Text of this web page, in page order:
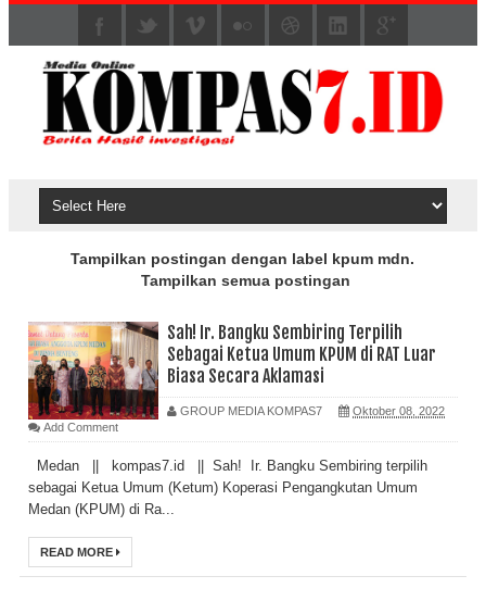
Tampilkan postingan dengan label kpum mdn.
Tampilkan semua postingan
Sah! Ir. Bangku Sembiring Terpilih
Sebagai Ketua Umum KPUM di RAT Luar
Biasa Secara Aklamasi
GROUP MEDIA KOMPAS7
Oktober 08, 2022
Add Comment
Medan || kompas7.id || Sah! Ir. Bangku Sembiring terpilih
sebagai Ketua Umum (Ketum) Koperasi Pengangkutan Umum
Medan (KPUM) di Ra...
READ MORE